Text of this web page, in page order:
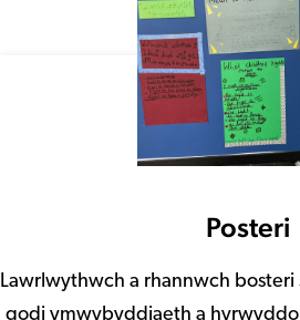
Posteri
Lawrlwythwch a rhannwch
godi ymwybyddiaeth a